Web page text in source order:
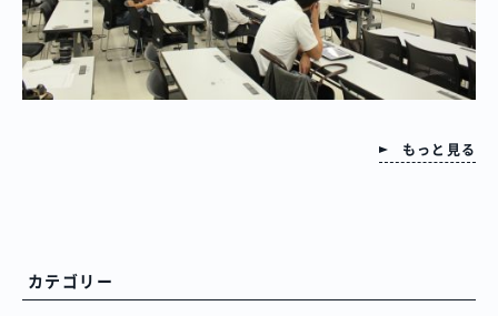
もっと見る
カテゴリー